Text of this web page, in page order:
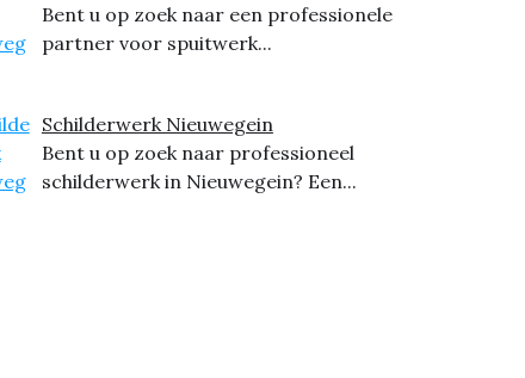
Bent u op zoek naar een professionele
partner voor spuitwerk...
Schilderwerk Nieuwegein
Bent u op zoek naar professioneel
schilderwerk in Nieuwegein? Een...